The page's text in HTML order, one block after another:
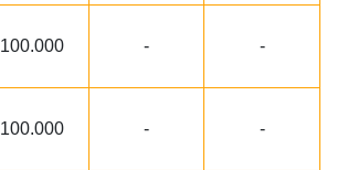
100.000 - -
100.000 - -